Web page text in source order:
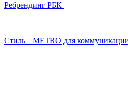
Ребрендинг РБК
Стиль METRO для